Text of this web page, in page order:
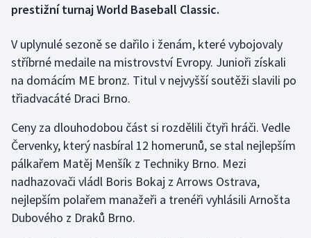
Futsal
Golf
Gymnastika
Házená
Jezdectví
Judo
prestižní turnaj World Baseball Classic.
V uplynulé sezoně se dařilo i ženám, které vybojovaly
stříbrné medaile na mistrovství Evropy. Junioři získali
na domácím ME bronz. Titul v nejvyšší soutěži slavili po
třiadvacáté Draci Brno.
Ceny za dlouhodobou část si rozdělili čtyři hráči. Vedle
Červenky, který nasbíral 12 homerunů, se stal nejlepším
pálkařem Matěj Menšík z Techniky Brno. Mezi
nadhazovači vládl Boris Bokaj z Arrows Ostrava,
nejlepším polařem manažeři a trenéři vyhlásili Arnošta
Dubového z Draků Brno.